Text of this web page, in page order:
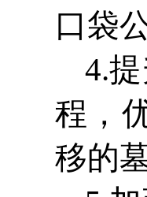
口袋
4.
程，
移的